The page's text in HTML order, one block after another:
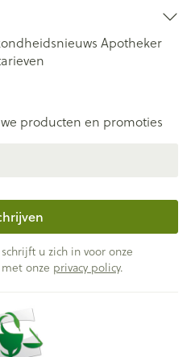
Apotheker
producten en promoties
u zich in voor onze
onze privacy policy.